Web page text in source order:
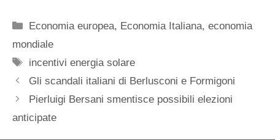
Categorie
Economia europea, Economia Italiana,economia
mondiale
Tag
incentivi energia solare
Gli scandali italiani di Berlusconi e Formigoni
Pierluigi Bersani smentisce possibili elezioni
anticipate